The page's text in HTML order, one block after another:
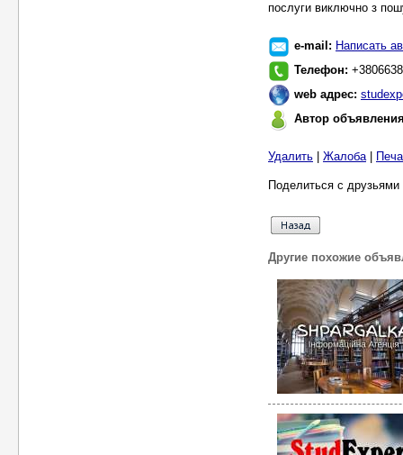
послуги виключно з
e-mail: Написать
Телефон:
web адрес:
Автор
Удалить Жалоба|
Поделиться с
Другие похожие